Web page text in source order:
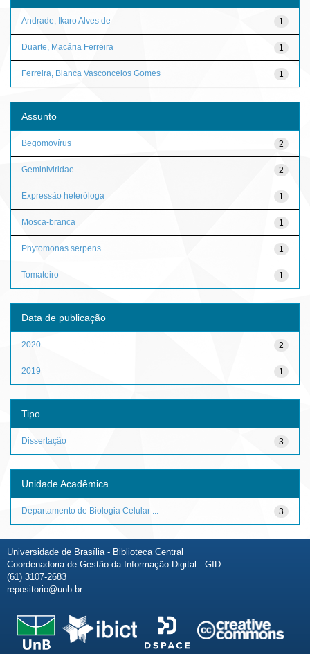
1
Andrade, Ikaro Alves de
1
Duarte, Macária Ferreira
1
Ferreira, Bianca Vasconcelos Gomes
Assunto
2
Begomovírus
2
Geminiviridae
1
Expressão heteróloga
1
Mosca-branca
1
Phytomonas serpens
1
Tomateiro
Data de publicação
2
2020
1
2019
Tipo
3
Dissertação
Unidade Acadêmica
3
Departamento de Biologia Celular ...
Universidade de Brasília - Biblioteca Central
Coordenadoria de Gestão da Informação Digital - GID
(61) 3107-2683
repositorio@unb.br